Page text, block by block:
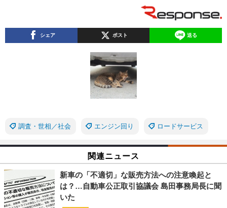
シェア ポスト 送る
調査・世相／社会 エンジン回り ロードサービス
関連ニュース
新車の「不適切」な販売方法への注意喚起と
は？…自動車公正取引協議会 島田事務局長に聞
いた